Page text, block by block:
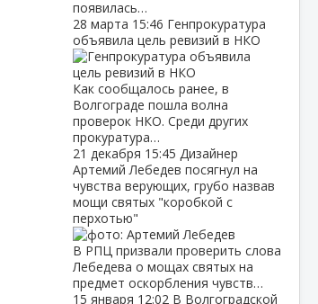
появилась…
28 марта 15:46 Генпрокуратура
объявила цель ревизий в НКО
Как сообщалось ранее, в
Волгограде пошла волна
проверок НКО. Среди других
прокуратура…
21 декабря 15:45 Дизайнер
Артемий Лебедев посягнул на
чувства верующих, грубо назвав
мощи святых "коробкой с
перхотью"
В РПЦ призвали проверить слова
Лебедева о мощах святых на
предмет оскорбления чувств…
15 января 12:02 В Волгоградской